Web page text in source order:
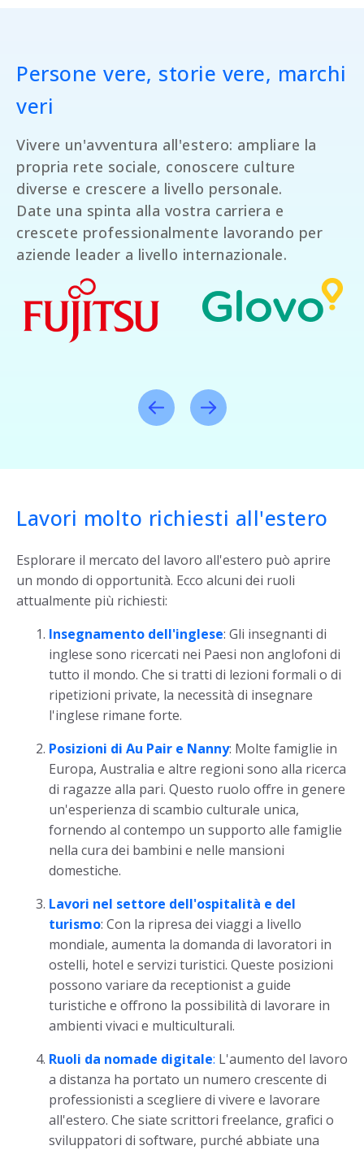
Persone vere, storie vere, marchi
veri
Vivere un'avventura all'estero: ampliare la
propria rete sociale, conoscere culture
diverse e crescere a livello personale.
Date una spinta alla vostra carriera e
crescete professionalmente lavorando per
aziende leader a livello internazionale.
Lavori molto richiesti all'estero
Esplorare il mercato del lavoro all'estero può aprire
un mondo di opportunità. Ecco alcuni dei ruoli
attualmente più richiesti:
Insegnamento dell'inglese: Gli insegnanti di
inglese sono ricercati nei Paesi non anglofoni di
tutto il mondo. Che si tratti di lezioni formali o di
ripetizioni private, la necessità di insegnare
l'inglese rimane forte.
Posizioni di Au Pair e Nanny: Molte famiglie in
Europa, Australia e altre regioni sono alla ricerca
di ragazze alla pari. Questo ruolo offre in genere
un'esperienza di scambio culturale unica,
fornendo al contempo un supporto alle famiglie
nella cura dei bambini e nelle mansioni
domestiche.
Lavori nel settore dell'ospitalità e del
turismo: Con la ripresa dei viaggi a livello
mondiale, aumenta la domanda di lavoratori in
ostelli, hotel e servizi turistici. Queste posizioni
possono variare da receptionist a guide
turistiche e offrono la possibilità di lavorare in
ambienti vivaci e multiculturali.
Ruoli da nomade digitale: L'aumento del lavoro
a distanza ha portato un numero crescente di
professionisti a scegliere di vivere e lavorare
all'estero. Che siate scrittori freelance, grafici o
sviluppatori di software, purché abbiate una